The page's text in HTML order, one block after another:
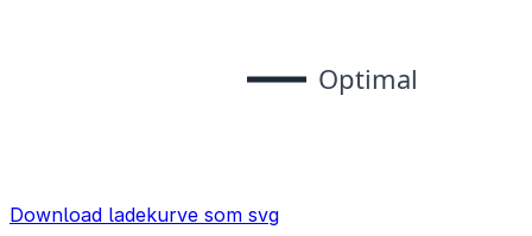
Download ladekurve som svg